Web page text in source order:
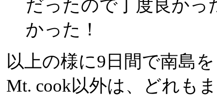
だったので丁度良かっ
かった！
以上の様に9日間で南島
Mt. cook以外は、どれも